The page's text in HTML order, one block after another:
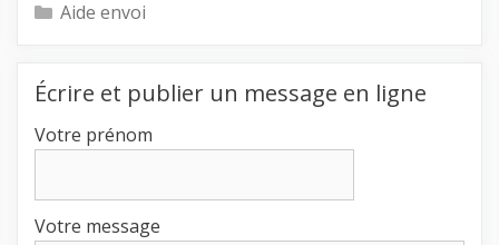
Catégories
Aide envoi
Écrire et publier un message en ligne
Votre prénom
Votre message